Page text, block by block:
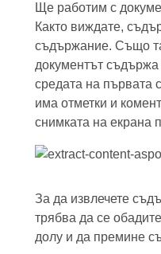
Ще работим с
Както виждате,
съдържание. Също
документът
средата на първата
има отметки и
снимката на екрана
За да извлечете
трябва да се
долу и да премине